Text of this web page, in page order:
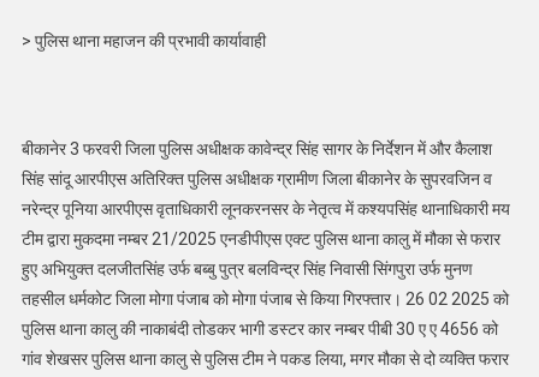
> पुलिस थाना महाजन की प्रभावी कार्यावाही
बीकानेर 3 फरवरी जिला पुलिस अधीक्षक कावेन्द्र सिंह सागर के निर्देशन में और कैलाश
सिंह सांदू आरपीएस अतिरिक्त पुलिस अधीक्षक ग्रामीण जिला बीकानेर के सुपरवजिन व
नरेन्द्र पूनिया आरपीएस वृताधिकारी लूनकरनसर के नेतृत्व में कश्यपसिंह थानाधिकारी मय
टीम द्वारा मुकदमा नम्बर 21/2025 एनडीपीएस एक्ट पुलिस थाना कालु में मौका से फरार
हुए अभियुक्त दलजीतसिंह उर्फ बब्बु पुत्र बलविन्द्र सिंह निवासी सिंगपुरा उर्फ मुनण
तहसील धर्मकोट जिला मोगा पंजाब को मोगा पंजाब से किया गिरफ्तार। 26 02 2025 को
पुलिस थाना कालु की नाकाबंदी तोडकर भागी डस्टर कार नम्बर पीबी 30 ए ए 4656 को
गांव शेखसर पुलिस थाना कालु से पुलिस टीम ने पकड लिया, मगर मौका से दो व्यक्ति फरार